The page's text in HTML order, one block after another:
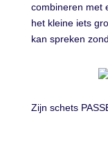
combineren met
het kleine iets
kan spreken
Zijn schets